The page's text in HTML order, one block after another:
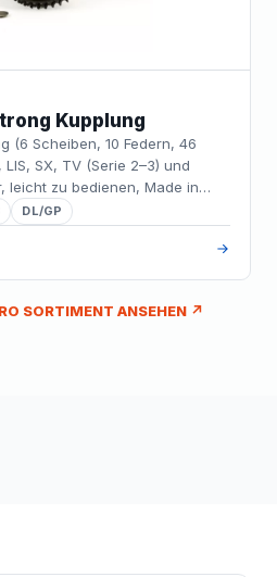
Kupplung
(6 Scheiben, 10 Federn, 46
SX, TV (Serie 2–3) und
leicht zu bedienen, Made in
Motoren.
DL/GP
SORTIMENT ANSEHEN ↗